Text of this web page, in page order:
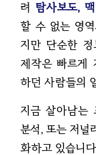
려 탐사보도,
할 수 없는 영
지만 단순한
제작은 빠르게
하던 사람들의
지금 살아남는
분석, 또는 저널
화하고 있습니다.